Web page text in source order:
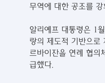
무역에 대한 공조를
알리예프 대통령은 1
랑의 제도적 기반으로
르바이잔을 연례 협의
급했다.